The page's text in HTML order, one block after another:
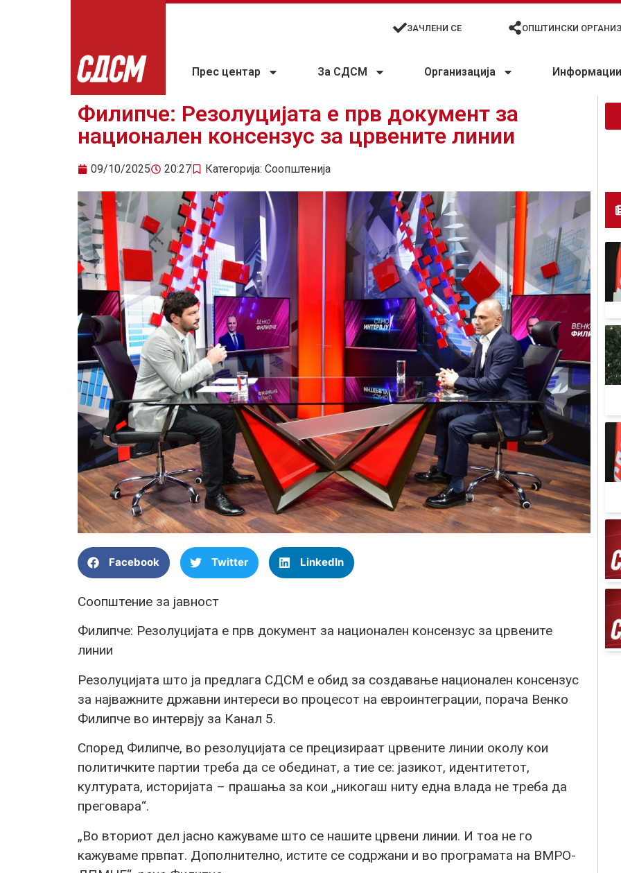
ЗАЧЛЕНИ СЕ ОПШТИНСКИ
Прес центар За СДСМ Организација Информации
Филипче: Резолуцијата е прв документ за
национален консензус за црвените линии
09/10/2025 20:27 Категорија: Соопштенија
Facebook Twitter LinkedIn
Соопштение за јавност
Филипче: Резолуцијата е прв документ за национален консензус за црвените
линии
Резолуцијата што ја предлага СДСМ е обид за создавање национален консензус
за најважните државни интереси во процесот на евроинтеграции, порача Венко
Филипче во интервју за Канал 5.
Според Филипче, во резолуцијата се прецизираат црвените линии околу кои
политичките партии треба да се обединат, а тие се: јазикот, идентитетот,
културата, историјата – прашања за кои „никогаш ниту една влада не треба да
преговара“.
„Во вториот дел јасно кажуваме што се нашите црвени линии. И тоа не го
кажуваме првпат. Дополнително, истите се содржани и во програмата на ВМРО-